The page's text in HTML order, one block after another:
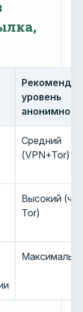
уровень
Средний
(VPN+Tor)
Высокий
Tor)